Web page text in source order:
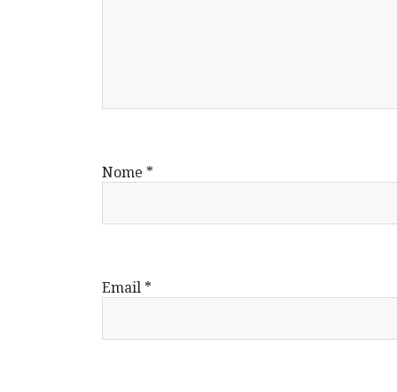
Nome *
Email *